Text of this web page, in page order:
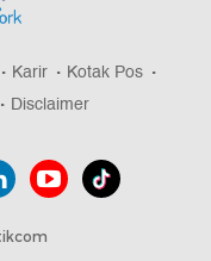
Karir
Kotak Pos
Disclaimer